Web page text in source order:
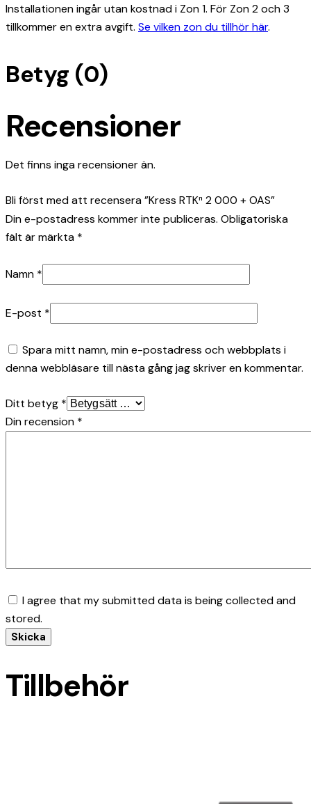
Installationen ingår utan kostnad i Zon 1. För Zon 2 och 3
tillkommer en extra avgift. Se vilken zon du tillhör här.
Betyg (0)
Recensioner
Det finns inga recensioner än.
Bli först med att recensera ”Kress RTKⁿ 2 000 + OAS”
Din e-postadress kommer inte publiceras. Obligatoriska
fält är märkta *
Namn *
E-post *
Spara mitt namn, min e-postadress och webbplats i
denna webbläsare till nästa gång jag skriver en kommentar.
Ditt betyg *
Din recension *
I agree that my submitted data is being collected and
stored.
Tillbehör